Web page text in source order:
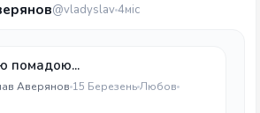
@vladyslav4міс
помадою...
Аверянов 15 БерезеньЛюбов